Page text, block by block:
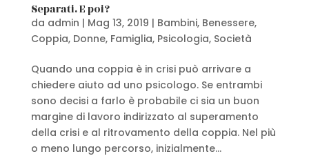
Separati. E poi?
da admin | Mag 13, 2019 | Bambini, Benessere,
Coppia, Donne, Famiglia, Psicologia, Società
Quando una coppia è in crisi può arrivare a
chiedere aiuto ad uno psicologo. Se entrambi
sono decisi a farlo è probabile ci sia un buon
margine di lavoro indirizzato al superamento
della crisi e al ritrovamento della coppia. Nel più
o meno lungo percorso, inizialmente...